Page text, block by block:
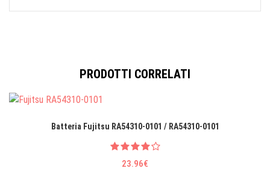
PRODOTTI CORRELATI
Batteria Fujitsu RA54310-0101 / RA54310-0101
23.96€